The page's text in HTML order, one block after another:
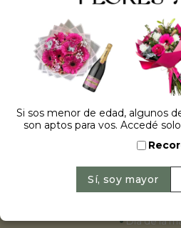
15 años
• Bodas
•
•
•San
•Día de la
Si sos menor de edad, algunos
son aptos para vos. Accedé